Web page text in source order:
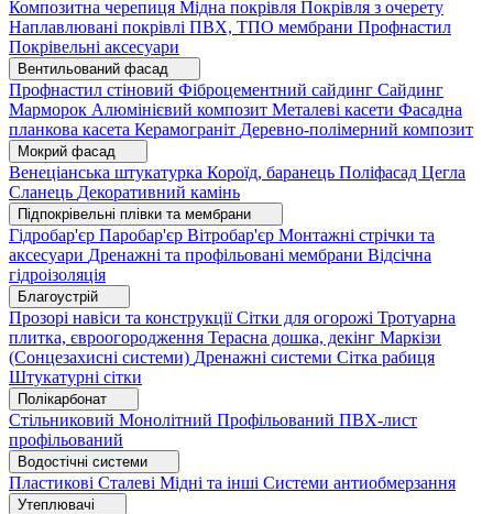
Композитна черепиця Мідна покрівля Покрівля з очерету
Наплавлювані покрівлі ПВХ, ТПО мембрани Профнастил
Покрівельні аксесуари
Вентильований фасад
Профнастил стіновий Фіброцементний сайдинг Сайдинг
Марморок Алюмінієвий композит Металеві касети Фасадна
планкова касета Керамограніт Деревно-полімерний композит
Мокрий фасад
Венеціанська штукатурка Короїд, баранець Поліфасад Цегла
Сланець Декоративний камінь
Підпокрівельні плівки та мембрани
Гідробар'єр Паробар'єр Вітробар'єр Монтажні стрічки та
аксесуари Дренажні та профільовані мембрани Відсічна
гідроізоляція
Благоустрій
Прозорі навіси та конструкціїСітки для огорожі Тротуарна
плитка, євроогородження Терасна дошка, декінг Маркізи
(Сонцезахисні системи) Дренажні системи Сітка рабиця
Штукатурні сітки
Полікарбонат
Стільниковий Монолітний Профільований ПВХ-лист
профільований
Водостічні системи
Пластикові Сталеві Мідні та інші Системи антиобмерзання
Утеплювачі